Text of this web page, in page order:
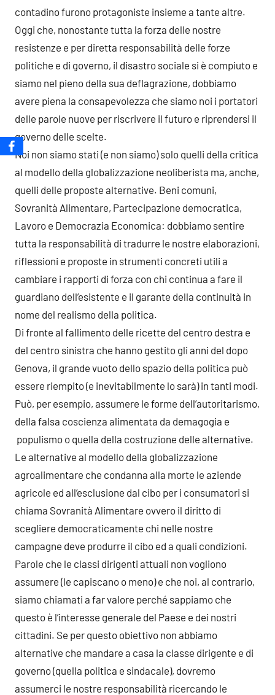
contadino furono protagoniste insieme a tante altre.
Oggi che, nonostante tutta la forza delle nostre
resistenze e per diretta responsabilità delle forze
politiche e di governo, il disastro sociale si è compiuto e
siamo nel pieno della sua deflagrazione, dobbiamo
avere piena la consapevolezza che siamo noi i portatori
delle parole nuove per riscrivere il futuro e riprendersi il
governo delle scelte.
Noi non siamo stati (e non siamo) solo quelli della critica
al modello della globalizzazione neoliberista ma, anche,
quelli delle proposte alternative. Beni comuni,
Sovranità Alimentare, Partecipazione democratica,
Lavoro e Democrazia Economica: dobbiamo sentire
tutta la responsabilità di tradurre le nostre elaborazioni,
riflessioni e proposte in strumenti concreti utili a
cambiare i rapporti di forza con chi continua a fare il
guardiano dell’esistente e il garante della continuità in
nome del realismo della politica.
Di fronte al fallimento delle ricette del centro destra e
del centro sinistra che hanno gestito gli anni del dopo
Genova, il grande vuoto dello spazio della politica può
essere riempito (e inevitabilmente lo sarà) in tanti modi.
Può, per esempio, assumere le forme dell’autoritarismo,
della falsa coscienza alimentata da demagogia e
populismo o quella della costruzione delle alternative.
Le alternative al modello della globalizzazione
agroalimentare che condanna alla morte le aziende
agricole ed all’esclusione dal cibo per i consumatori si
chiama Sovranità Alimentare ovvero il diritto di
scegliere democraticamente chi nelle nostre
campagne deve produrre il cibo ed a quali condizioni.
Parole che le classi dirigenti attuali non vogliono
assumere (le capiscano o meno) e che noi, al contrario,
siamo chiamati a far valore perché sappiamo che
questo è l’interesse generale del Paese e dei nostri
cittadini. Se per questo obiettivo non abbiamo
alternative che mandare a casa la classe dirigente e di
governo (quella politica e sindacale), dovremo
assumerci le nostre responsabilità ricercando le